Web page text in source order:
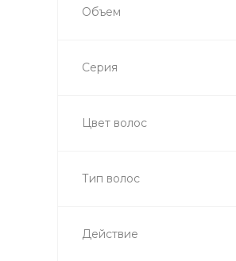
Объем
Серия
Цвет волос
Тип волос
Действие